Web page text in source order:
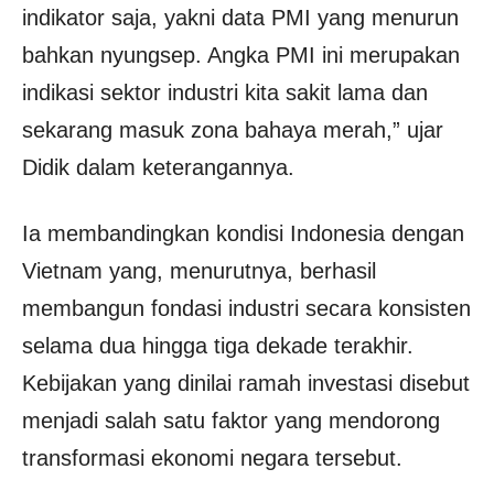
indikator saja, yakni data PMI yang menurun
bahkan nyungsep. Angka PMI ini merupakan
indikasi sektor industri kita sakit lama dan
sekarang masuk zona bahaya merah,” ujar
Didik dalam keterangannya.
Ia membandingkan kondisi Indonesia dengan
Vietnam yang, menurutnya, berhasil
membangun fondasi industri secara konsisten
selama dua hingga tiga dekade terakhir.
Kebijakan yang dinilai ramah investasi disebut
menjadi salah satu faktor yang mendorong
transformasi ekonomi negara tersebut.